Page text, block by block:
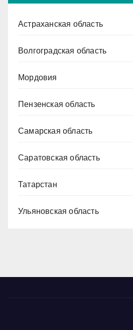
Астраханская область
Волгоградская область
Мордовия
Пензенская область
Самарская область
Саратовская область
Татарстан
Ульяновская область